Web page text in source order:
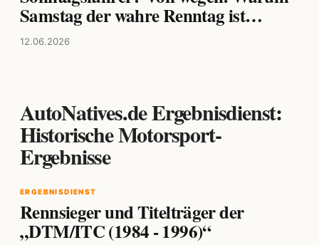
Samstag der wahre Renntag ist…
12.06.2026
AutoNatives.de Ergebnisdienst:
Historische Motorsport-
Ergebnisse
ERGEBNISDIENST
Rennsieger und Titelträger der
„DTM/ITC (1984 - 1996)“